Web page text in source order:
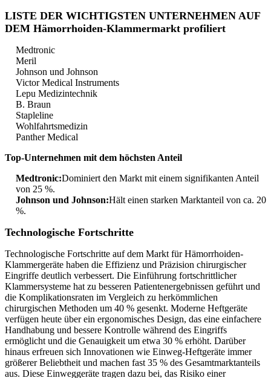
LISTE DER WICHTIGSTEN UNTERNEHMEN AUF
DEM Hämorrhoiden-Klammermarkt profiliert
Medtronic
Meril
Johnson und Johnson
Victor Medical Instruments
Lepu Medizintechnik
B. Braun
Stapleline
Wohlfahrtsmedizin
Panther Medical
Top-Unternehmen mit dem höchsten Anteil
Medtronic:Dominiert den Markt mit einem signifikanten Anteil
von 25 %.
Johnson und Johnson:Hält einen starken Marktanteil von ca. 20
%.
Technologische Fortschritte
Technologische Fortschritte auf dem Markt für Hämorrhoiden-
Klammergeräte haben die Effizienz und Präzision chirurgischer
Eingriffe deutlich verbessert. Die Einführung fortschrittlicher
Klammersysteme hat zu besseren Patientenergebnissen geführt und
die Komplikationsraten im Vergleich zu herkömmlichen
chirurgischen Methoden um 40 % gesenkt. Moderne Heftgeräte
verfügen heute über ein ergonomisches Design, das eine einfachere
Handhabung und bessere Kontrolle während des Eingriffs
ermöglicht und die Genauigkeit um etwa 30 % erhöht. Darüber
hinaus erfreuen sich Innovationen wie Einweg-Heftgeräte immer
größerer Beliebtheit und machen fast 35 % des Gesamtmarktanteils
aus. Diese Einweggeräte tragen dazu bei, das Risiko einer